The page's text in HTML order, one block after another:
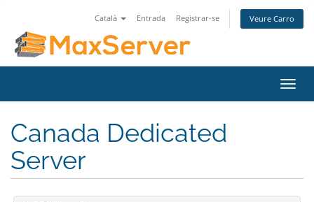
Català Entrada Registrar-se Veure Carro
Canada Dedicated
Server